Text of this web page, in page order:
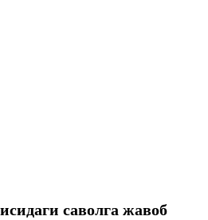
саволга жавоб